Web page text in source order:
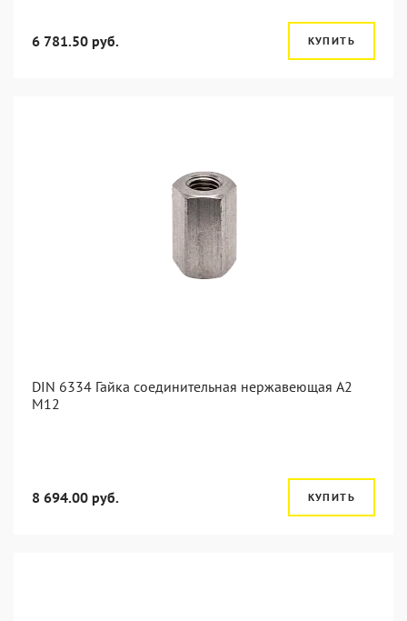
6 781.50 руб. КУПИТЬ
DIN 6334 Гайка соединительная нержавеющая А2
М12
8 694.00 руб. КУПИТЬ